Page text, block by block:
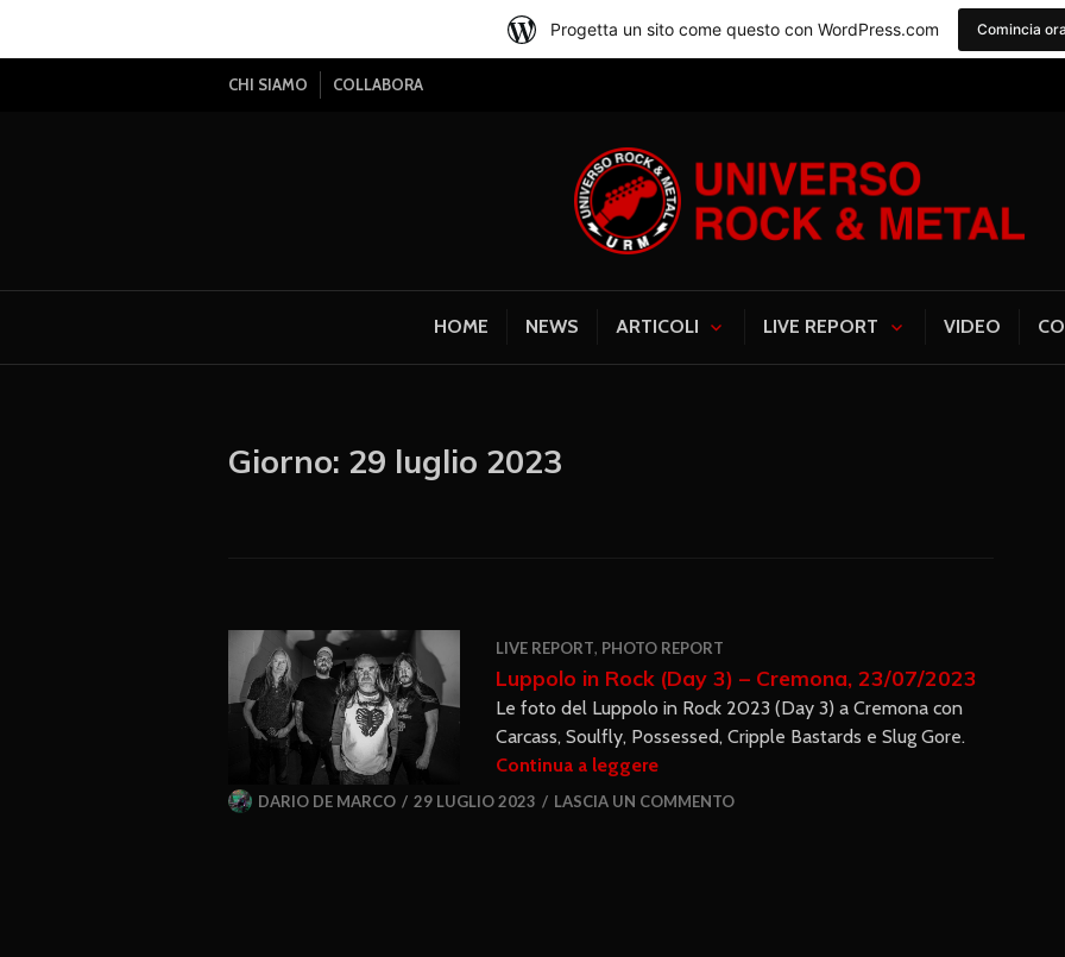
CHI SIAMO COLLABORA
Universo Rock &
HOME NEWS ARTICOLI LIVE REPORT VIDEO
Giorno: 29 luglio 2023
LIVE REPORT, PHOTO REPORT
Luppolo in Rock (Day 3) – Cremona, 23/07/2023
Le foto del Luppolo in Rock 2023 (Day 3) a Cremona con
Carcass, Soulfly, Possessed, Cripple Bastards e Slug Gore.
Continua a leggere
DARIO DE MARCO 29 LUGLIO 2023 LASCIA UN COMMENTO
Progetta un sito come questo con WordPress.com Comincia ora